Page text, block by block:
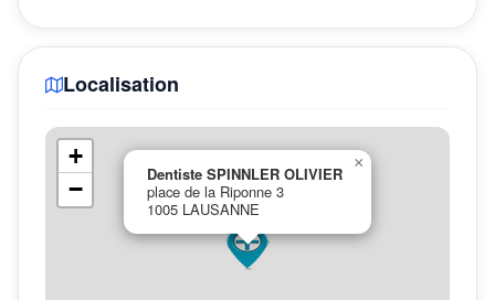
Localisation
Dentiste SPINNLER OLIVIER
place de la Riponne 3
1005 LAUSANNE
×
+
−